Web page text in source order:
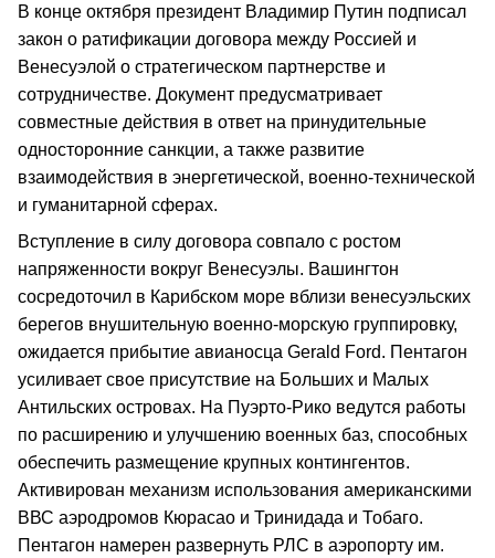
В конце октября президент Владимир Путин подписал
закон о ратификации договора между Россией и
Венесуэлой о стратегическом партнерстве и
сотрудничестве. Документ предусматривает
совместные действия в ответ на принудительные
односторонние санкции, а также развитие
взаимодействия в энергетической, военно-технической
и гуманитарной сферах.
Вступление в силу договора совпало с ростом
напряженности вокруг Венесуэлы. Вашингтон
сосредоточил в Карибском море вблизи венесуэльских
берегов внушительную военно-морскую группировку,
ожидается прибытие авианосца Gerald Ford. Пентагон
усиливает свое присутствие на Больших и Малых
Антильских островах. На Пуэрто-Рико ведутся работы
по расширению и улучшению военных баз, способных
обеспечить размещение крупных контингентов.
Активирован механизм использования американскими
ВВС аэродромов Кюрасао и Тринидада и Тобаго.
Пентагон намерен развернуть РЛС в аэропорту им.